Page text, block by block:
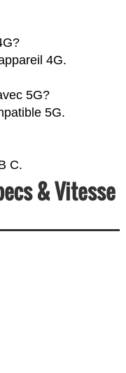
4G.
5G?
5G.
C.
& Vitesse